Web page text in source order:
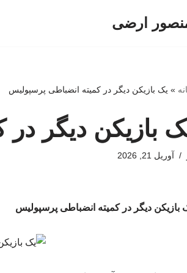
ارضی
» یک بازیکن دیگر در کمیته انضباطی پرسپولیس
بازیکن دیگر
آوریل 21, 2026
بازیکن دیگر در کمیته انضباطی پرسپولیس